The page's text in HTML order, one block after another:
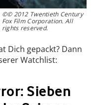
©© 2012 Twentieth Century
Fox Film Corporation. All
rights reserved.
Dich gepackt? Dann
Watchlist:
Sieben